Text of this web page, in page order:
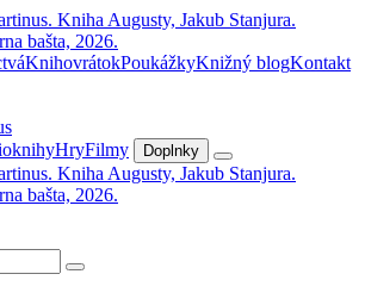
KnihovrátokPoukážkyKnižný blogKontakt
HryFilmy Doplnky